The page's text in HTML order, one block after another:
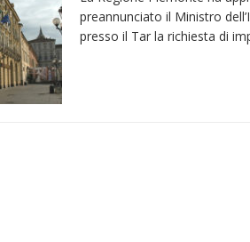
preannunciato il Ministro
presso il Tar la richiesta di